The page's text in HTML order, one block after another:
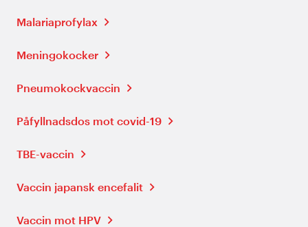
Malariaprofylax
Meningokocker
Pneumokockvaccin
Påfyllnadsdos mot covid-19
TBE-vaccin
Vaccin japansk encefalit
Vaccin mot HPV